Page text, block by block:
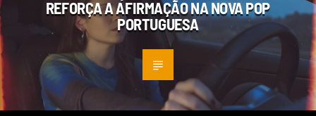
REFORÇA A AFIRMAÇÃO NA NOVA POP
PORTUGUESA